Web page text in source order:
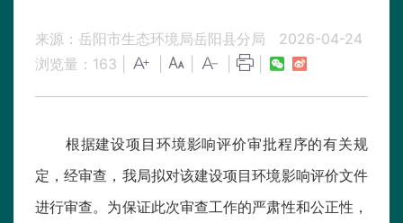
来源：岳阳市生态环境局岳阳县分局
2026-04-24
浏览量： 163
根据建设项目环境影响评价审批程序的有关规
定，经审查，我局拟对该建设项目环境影响评价文件
进行审查。为保证此次审查工作的严肃性和公正性，